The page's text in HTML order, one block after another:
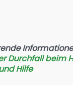
Durchfall beim
Hilfe